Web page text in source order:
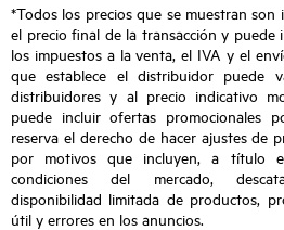
*Todos los precios que se muestran
el precio final de la transacción y puede
los impuestos a la venta, el IVA y el
que establece el distribuidor puede
distribuidores y al precio indicativo
puede incluir ofertas promocionales
reserva el derecho de hacer ajustes de
por motivos que incluyen, a título
condiciones del mercado,
disponibilidad limitada de productos,
útil y errores en los anuncios.